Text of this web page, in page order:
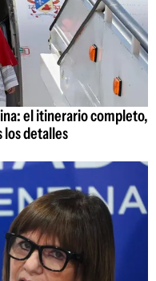
el itinerario completo,
los detalles